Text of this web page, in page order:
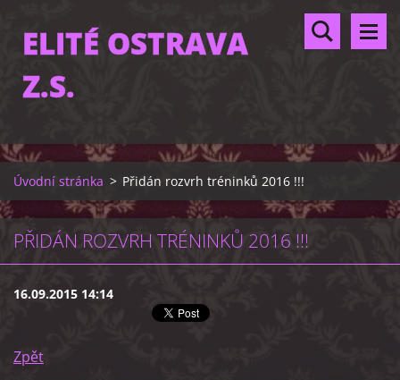
ELITÉ OSTRAVA
Z.S.
Úvodní stránka > Přidán rozvrh tréninků 2016 !!!
PŘIDÁN ROZVRH TRÉNINKŮ 2016 !!!
16.09.2015 14:14
Zpět